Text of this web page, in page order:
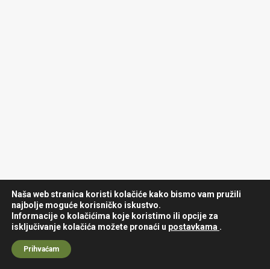
Naša web stranica koristi kolačiće kako bismo vam pružili
najbolje moguće korisničko iskustvo.
Informacije o kolačićima koje koristimo ili opcije za
isključivanje kolačića možete pronaći u postavkama .
Prihvaćam